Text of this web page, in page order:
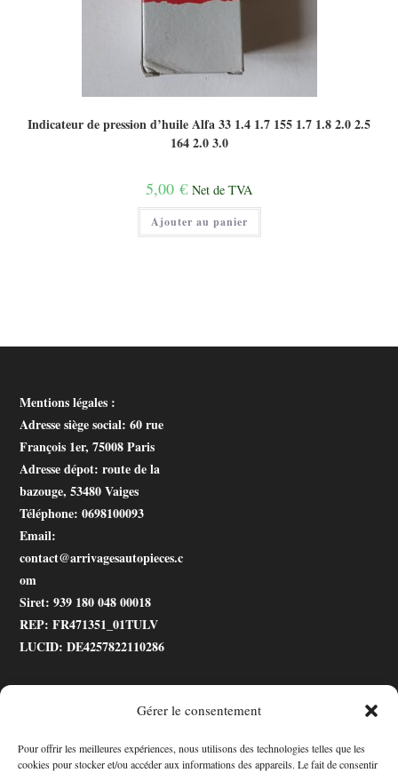
Gérer le consentement
Pour offrir les meilleures expériences, nous utilisons des technologies telles que les
cookies pour stocker et/ou accéder aux informations des appareils. Le fait de consentir
Indicateur de pression d’huile Alfa 33 1.4 1.7 155 1.7 1.8 2.0 2.5
164 2.0 3.0
5,00 € Net de TVA
Ajouter au panier
Mentions légales :
Adresse siège social: 60 rue
François 1er, 75008 Paris
Adresse dépot: route de la
bazouge, 53480 Vaiges
Téléphone: 0698100093
Email:
contact@arrivagesautopieces.c
om
Siret: 939 180 048 00018
REP: FR471351_01TULV
LUCID: DE4257822110286